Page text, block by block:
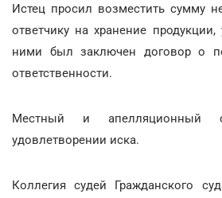
Истец просил возместить сумму
ответчику на хранение
ними был заключен договор о
ответственности.
Местный и апелляционный
удовлетворении иска.
Коллегия судей Гражданского